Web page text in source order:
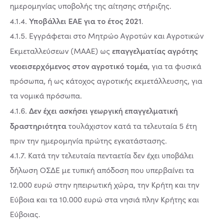
ημερομηνίας υποβολής της αίτησης στήριξης.
4.1.4. Υποβάλλει ΕΑΕ για το έτος 2021.
4.1.5. Εγγράφεται στο Μητρώο Αγροτών και Αγροτικών
Εκμεταλλεύσεων (ΜΑΑΕ) ωςεπαγγελματίας αγρότης
νεοεισερχόμενος στον αγροτικό τομέα, για τα φυσικά
πρόσωπα, ή ως κάτοχος αγροτικής εκμετάλλευσης, για
τα νομικά πρόσωπα.
4.1.6. Δεν έχει ασκήσει γεωργική επαγγελματική
δραστηριότητατουλάχιστον κατά τα τελευταία 5 έτη
πριν την ημερομηνία πρώτης εγκατάστασης.
4.1.7. Κατά την τελευταία πενταετία δεν έχει υποβάλει
δήλωση ΟΣΔΕ με τυπική απόδοση που υπερβαίνει τα
12.000 ευρώ στην ηπειρωτική χώρα, την Κρήτη και την
Εύβοια και τα 10.000 ευρώ στα νησιά πλην Κρήτης και
Εύβοιας.